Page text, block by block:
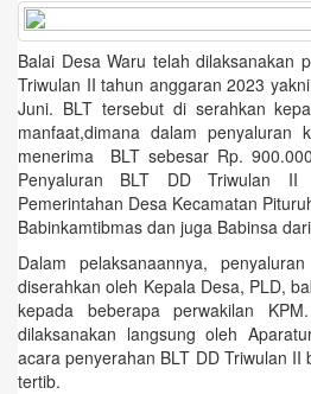
Balai Desa Waru telah dilaksanakan
Triwulan II tahun anggaran 2023
Juni. BLT tersebut di serahkan
manfaat,dimana dalam
menerima BLT sebesar Rp.
Penyaluran BLT DD Triwulan
Pemerintahan Desa Kecamatan
Babinkamtibmas dan juga Babinsa
Dalam pelaksanaannya,
diserahkan oleh Kepala Desa, PLD,
kepada beberapa perwakilan
dilaksanakan langsung oleh
acara penyerahan BLT DD Triwulan
tertib.